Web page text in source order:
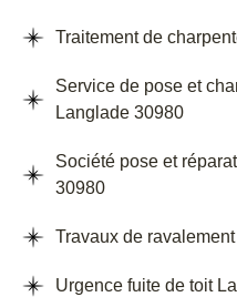
Traitement de
Service de pose et
Langlade 30980
Société pose et
30980
Travaux de
Urgence fuite de toit